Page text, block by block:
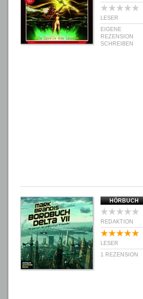
LESER
EIGENE
REZENSION
SCHREIBEN
HÖRBUCH
REDAKTION
LESER
1 REZENSION